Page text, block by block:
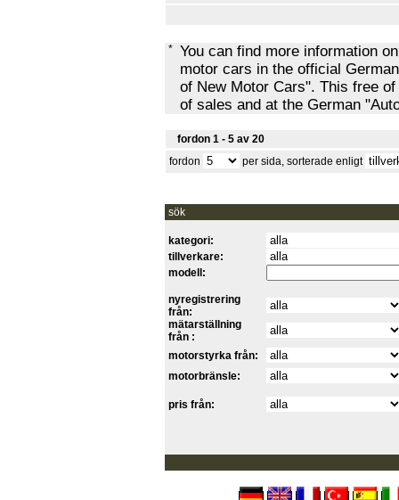
* You can find more information
motor cars in the official
of New Motor Cars". This free
of sales and at the German
fordon 1 - 5 av 20
fordon
per sida, sorterade enligt
sök
kategori:
tillverkare:
modell:
nyregistrering
från:
mätarställning
från :
motorstyrka från:
motorbränsle:
pris från: